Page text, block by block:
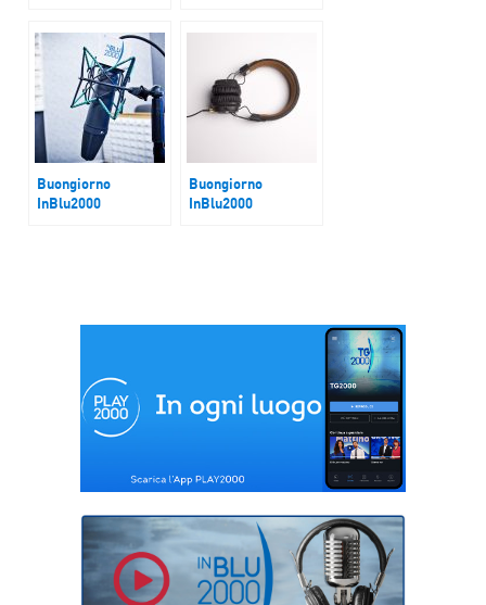
Buongiorno
InBlu2000
Buongiorno
InBlu2000